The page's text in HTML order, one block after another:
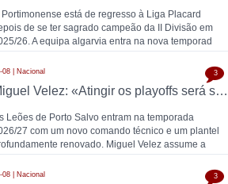
Portimonense está de regresso à Liga Placard
de se ter sagrado campeão da II Divisão em
26. A equipa algarvia entra na nova temporad
08 | Nacional
Miguel Velez: «Atingir os playoffs será sempre uma obrigação para nós»
Leões de Porto Salvo entram na temporada
27 com um novo comando técnico e um plantel
renovado. Miguel Velez assume a
pr
3
08 | Nacional 3